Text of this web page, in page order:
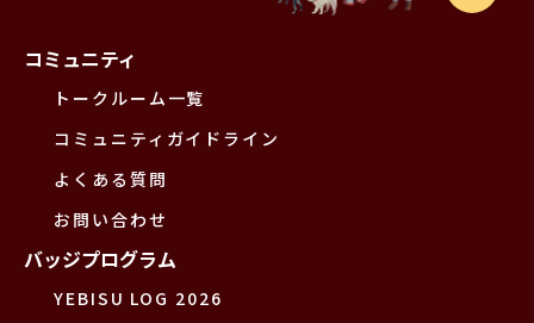
コミュニティ
トークルーム一覧
コミュニティガイドライン
よくある質問
お問い合わせ
バッジプログラム
YEBISU LOG 2026